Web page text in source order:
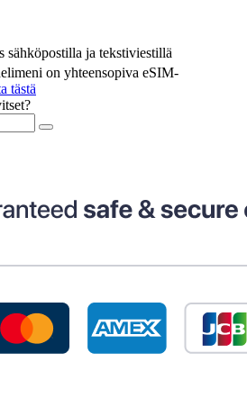
sähköpostilla ja tekstiviestillä
on yhteensopiva eSIM-
tästä